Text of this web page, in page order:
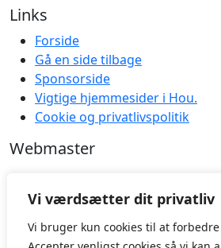
Vi værdsætter dit privatliv
Vi bruger kun cookies til at
Links
Forside
Gå en side tilbage
Sponsorside
Vigtige hjemmesider i Hou.
Cookie og privatlivspolitik
Webmaster
Log ind
2025 © Hou Mole